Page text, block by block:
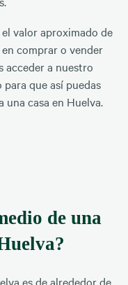
valor aproximado de
comprar o vender
acceder a nuestro
que así puedas
una casa en Huelva.
de una
es de alrededor de